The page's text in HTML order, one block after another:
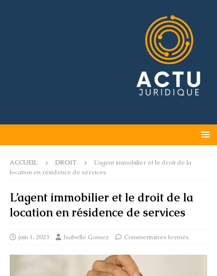
ACCUEIL DROIT
L’agent immobilier et le droit de la
location en résidence de services
L’agent immobilier et le droit de la
location en résidence de services
juin 1, 2023 Isabelle Gomez Commentaires fermés